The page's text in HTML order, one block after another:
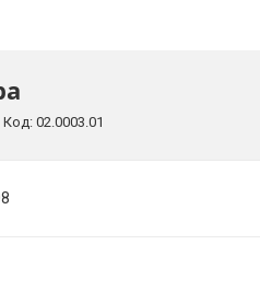
Код: 02.0003.01